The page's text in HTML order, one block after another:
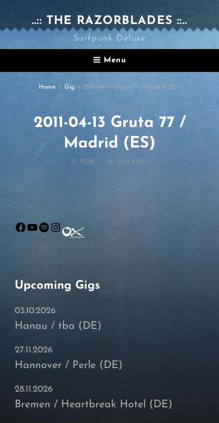
..:: THE RAZORBLADES ::..
Surfpunk Deluxe
Menu
Home > Gig > 2011-04-13 Gruta 77 / Madrid (ES)
2011-04-13 Gruta 77 /
Madrid (ES)
BY ROB
POSTED
15.12.2023
Facebook
YouTube
Spotify
Instagram
Upcoming Gigs
03.10.2026
Hanau / tba (DE)
27.11.2026
Hannover / Perle (DE)
28.11.2026
Bremen / Heartbreak Hotel (DE)